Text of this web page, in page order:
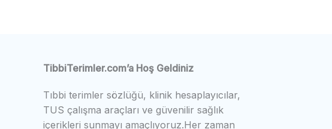
TibbiTerimler.com’a Hoş Geldiniz
Tıbbi terimler sözlüğü, klinik hesaplayıcılar,
TUS çalışma araçları ve güvenilir sağlık
içerikleri sunmayı amaçlıyoruz.Her zaman